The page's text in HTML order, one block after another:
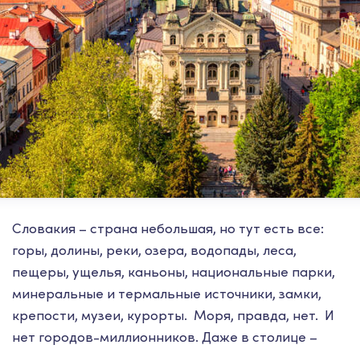
Словакия – страна небольшая, но тут есть все:
горы, долины, реки, озера, водопады, леса,
пещеры, ущелья, каньоны, национальные парки,
минеральные и термальные источники, замки,
крепости, музеи, курорты. Моря, правда, нет. И
нет городов-миллионников. Даже в столице –